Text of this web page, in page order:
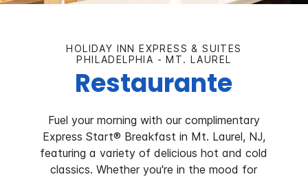
HOLIDAY INN EXPRESS & SUITES
PHILADELPHIA - MT. LAUREL
Restaurante
Fuel your morning with our complimentary
Express Start® Breakfast in Mt. Laurel, NJ,
featuring a variety of delicious hot and cold
classics. Whether you're in the mood for